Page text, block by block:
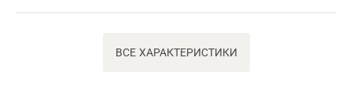
ВСЕ ХАРАКТЕРИСТИКИ